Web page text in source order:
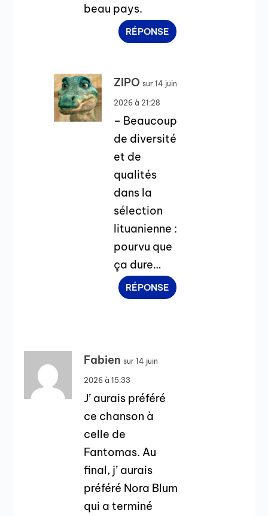
beau pays.
RÉPONSE
ZIPO sur 14 juin
2026 à 21:28
– Beaucoup
de diversité
et de
qualités
dans la
sélection
lituanienne :
pourvu que
ça dure…
RÉPONSE
Fabien sur 14 juin
2026 à 15:33
J’ aurais préféré
ce chanson à
celle de
Fantomas. Au
final, j’ aurais
préféré Nora Blum
qui a terminé